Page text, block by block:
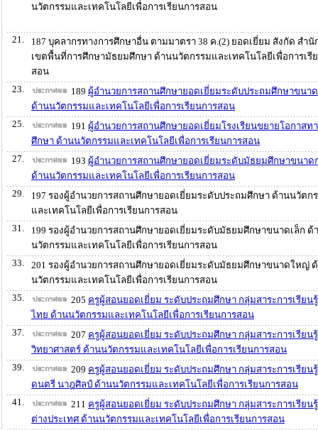
นวัตกรรมและเทคโนโลยีเพื่อการเรียนการสอน
21.
187 บุคลากรทางการศึกษาอื่น ตามมาตรา 38 ค.(2) ยอดเยี่ยม สังกัด สำนั
เขตพื้นที่การศึกษามัธยมศึกษา ด้านนวัตกรรมและเทคโนโลยีเพื่อการเรี
สอน
23.
189 ผู้อำนวยการสถานศึกษายอดเยี่ยมระดับประถมศึกษาขนา
ด้านนวัตกรรมและเทคโนโลยีเพื่อการเรียนการสอน
25.
191 ผู้อำนวยการสถานศึกษายอดเยี่ยมโรงเรียนขยายโอกาสท
ศึกษา ด้านนวัตกรรมและเทคโนโลยีเพื่อการเรียนการสอน
27.
193 ผู้อำนวยการสถานศึกษายอดเยี่ยมระดับมัธยมศึกษาขนาด
ด้านนวัตกรรมและเทคโนโลยีเพื่อการเรียนการสอน
29.
197 รองผู้อำนวยการสถานศึกษายอดเยี่ยมระดับประถมศึกษา ด้านนวัตก
และเทคโนโลยีเพื่อการเรียนการสอน
31.
199 รองผู้อำนวยการสถานศึกษายอดเยี่ยมระดับมัธยมศึกษาขนาดเล็ก ด้
นวัตกรรมและเทคโนโลยีเพื่อการเรียนการสอน
33.
201 รองผู้อำนวยการสถานศึกษายอดเยี่ยมระดับมัธยมศึกษาขนาดใหญ่
นวัตกรรมและเทคโนโลยีเพื่อการเรียนการสอน
35.
205 ครูผู้สอนยอดเยี่ยม ระดับประถมศึกษา กลุ่มสาระการเรียน
ไทย ด้านนวัตกรรมและเทคโนโลยีเพื่อการเรียนการสอน
37.
207 ครูผู้สอนยอดเยี่ยม ระดับประถมศึกษา กลุ่มสาระการเรียนรู้
วิทยาศาสตร์ ด้านนวัตกรรมและเทคโนโลยีเพื่อการเรียนการสอน
39.
209 ครูผู้สอนยอดเยี่ยม ระดับประถมศึกษา กลุ่มสาระการเรียน
ดนตรี นาฎศิลป์ ด้านนวัตกรรมและเทคโนโลยีเพื่อการเรียนการสอน
41.
211 ครูผู้สอนยอดเยี่ยม ระดับประถมศึกษา กลุ่มสาระการเรียน
ต่างประเทศ ด้านนวัตกรรมและเทคโนโลยีเพื่อการเรียนการสอน